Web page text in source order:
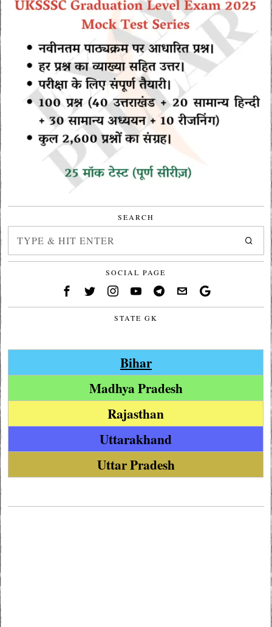
SEARCH
SOCIAL PAGE
STATE GK
Bihar
Madhya Pradesh
Rajasthan
Uttarakhand
Uttar Pradesh